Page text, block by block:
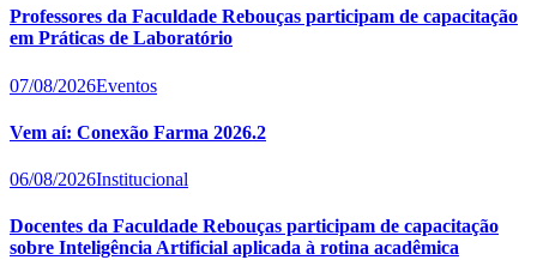
Professores da Faculdade Rebouças participam de capacitação
em Práticas de Laboratório
07/08/2026Eventos
Vem aí: Conexão Farma 2026.2
06/08/2026Institucional
Docentes da Faculdade Rebouças participam de capacitação
sobre Inteligência Artificial aplicada à rotina acadêmica